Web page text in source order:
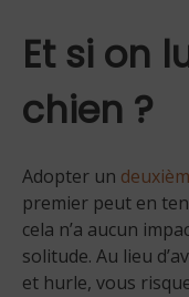
Et si on
chien ?
Adopter un
premier peut en
cela n’a aucun
solitude. Au lieu
et hurle, vous